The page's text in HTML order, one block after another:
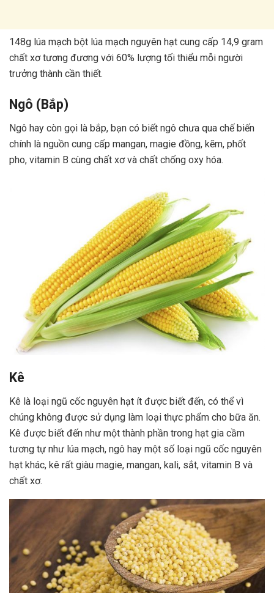
148g lúa mạch bột lúa mạch nguyên hạt cung cấp 14,9 gram
chất xơ tương đương với 60% lượng tối thiểu mỗi người
trưởng thành cần thiết.
Ngô (Bắp)
Ngô hay còn gọi là bắp, bạn có biết ngô chưa qua chế biến
chính là nguồn cung cấp mangan, magie đồng, kẽm, phốt
pho, vitamin B cùng chất xơ và chất chống oxy hóa.
Kê
Kê là loại ngũ cốc nguyên hạt ít được biết đến, có thể vì
chúng không được sử dụng làm loại thực phẩm cho bữa ăn.
Kê được biết đến như một thành phần trong hạt gia cầm
tương tự như lúa mạch, ngô hay một số loại ngũ cốc nguyên
hạt khác, kê rất giàu magie, mangan, kali, sắt, vitamin B và
chất xơ.